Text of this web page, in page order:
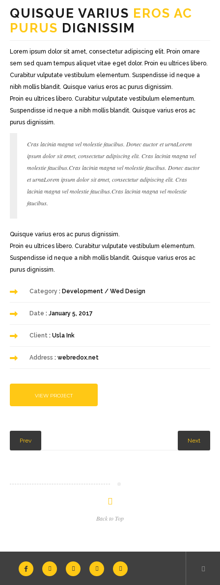
SLIDER
STYLE 1
STYLE 2
PORTFOLIO DETAILS
QUISQUE VARIUS EROS AC
PURUS DIGNISSIM
Lorem ipsum dolor sit amet, consectetur adipiscing elit. Proin ornare
sem sed quam tempus aliquet vitae eget dolor. Proin eu ultrices libero.
Curabitur vulputate vestibulum elementum. Suspendisse id neque a
nibh mollis blandit. Quisque varius eros ac purus dignissim.
Proin eu ultrices libero. Curabitur vulputate vestibulum elementum.
Suspendisse id neque a nibh mollis blandit. Quisque varius eros ac
purus dignissim.
Cras lacinia magna vel molestie faucibus. Donec auctor et urnaLorem
ipsum dolor sit amet, consectetur adipiscing elit. Cras lacinia magna vel
molestie faucibus.Cras lacinia magna vel molestie faucibus. Donec auctor
et urnaLorem ipsum dolor sit amet, consectetur adipiscing elit. Cras
lacinia magna vel molestie faucibus.Cras lacinia magna vel molestie
faucibus.
Quisque varius eros ac purus dignissim.
Proin eu ultrices libero. Curabitur vulputate vestibulum elementum.
Suspendisse id neque a nibh mollis blandit. Quisque varius eros ac
purus dignissim.
Category : Development / Wed Design
Date : January 5, 2017
Client : Usla Ink
Address : webredox.net
VIEW PROJECT
Prev Next
Back to Top